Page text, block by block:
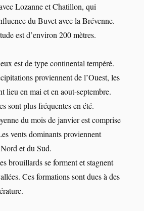
Lozanne et Chatillon, qui
du Buvet avec la Brévenne.
est d’environ 200 mètres.
est de type continental tempéré.
proviennent de l’Ouest, les
lieu en mai et en aout-septembre.
sont plus fréquentes en été.
du mois de janvier est comprise
vents dominants proviennent
et du Sud.
brouillards se forment et stagnent
Ces formations sont dues à des